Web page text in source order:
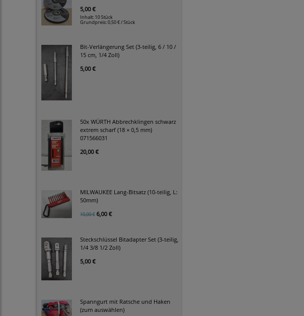
5,00 €
Inhalt: 10 Stück
Grundpreis:0,50 € / Stück
Bit-Verlängerung Set (3-teilig, 6 / 10 /
15 cm, 1/4 Zoll)
5,00 €
50x WÜRTH Abbrechklingen schwarz
extrem scharf (18 × 0,5 mm)
071566031
20,00 €
MILWAUKEE Lang-Bitsatz (10-teilig, L:
50mm)
10,00 € 6,00 €
Steckschlüssel Bitadapter Set (3-teilig,
1/4 3/8 1/2 Zoll)
5,00 €
Spanngurt mit Ratsche und Haken
(zum auswählen)